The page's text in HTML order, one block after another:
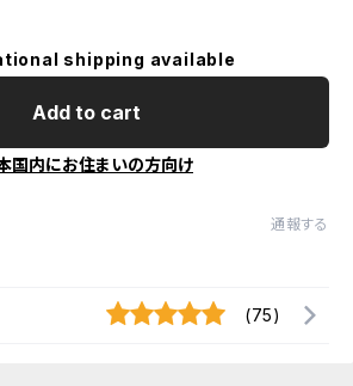
shipping available
Add to cart
国内にお住まいの方向け
通報する
(75)